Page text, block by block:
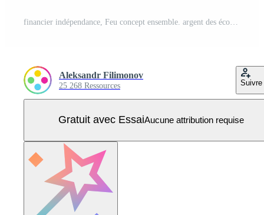
Aleksandr Filimonov
25 268 Ressources Suivre
Gratuit avec EssaiAucune attribution requise